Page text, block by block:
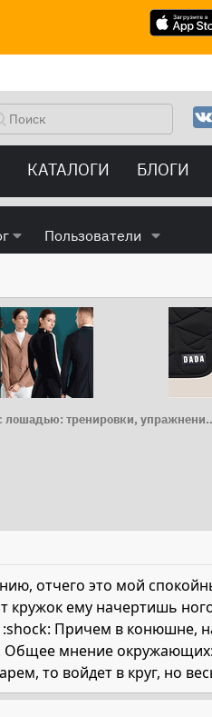
КАТАЛОГИ БЛОГИ
Пользователи
Работа с лошадью:
отчего это мой
кружок ему начертишь
:shock: Причем в конюшне,
Общее мнение
то войдет в круг, но